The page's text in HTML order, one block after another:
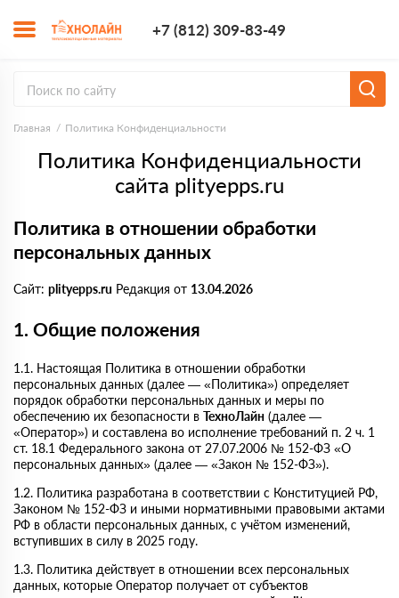
+7 (812) 309-83-49
Главная Политика Конфиденциальности
Политика Конфиденциальности
сайта plityepps.ru
Политика в отношении обработки
персональных данных
Сайт: plityepps.ru Редакция от 13.04.2026
1. Общие положения
1.1. Настоящая Политика в отношении обработки
персональных данных (далее — «Политика») определяет
порядок обработки персональных данных и меры по
обеспечению их безопасности в ТехноЛайн (далее —
«Оператор») и составлена во исполнение требований п. 2 ч. 1
ст. 18.1 Федерального закона от 27.07.2006 № 152-ФЗ «О
персональных данных» (далее — «Закон № 152-ФЗ»).
1.2. Политика разработана в соответствии с Конституцией РФ,
Законом № 152-ФЗ и иными нормативными правовыми актами
РФ в области персональных данных, с учётом изменений,
вступивших в силу в 2025 году.
1.3. Политика действует в отношении всех персональных
данных, которые Оператор получает от субъектов